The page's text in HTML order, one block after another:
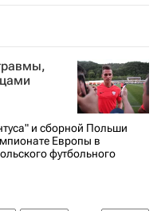
и сборной Польши
Европы в
футбольного